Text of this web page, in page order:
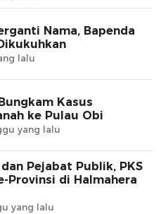
Nama, Bapenda
lalu
ke Pulau Obi
yang lalu
Pejabat Publik, PKS
Provinsi di Halmahera
yang lalu